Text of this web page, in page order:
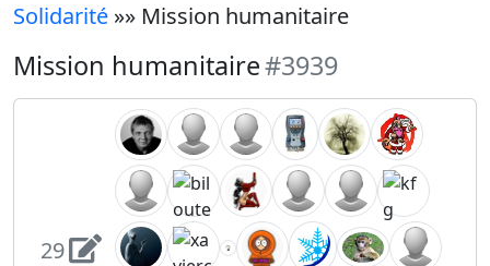
Solidarité »» Mission humanitaire
Mission humanitaire#3939
29